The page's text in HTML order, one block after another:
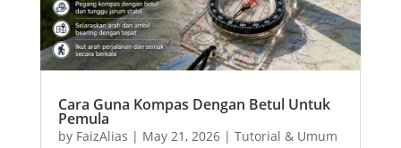
Cara Guna Kompas Dengan Betul Untuk
Pemula
by FaizAlias | May 21, 2026| Tutorial & Umum